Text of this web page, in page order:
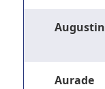
Augustin
Aurade